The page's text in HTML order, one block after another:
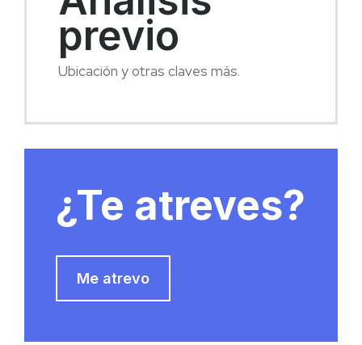
previo
Ubicación y otras claves más.
¿Te atreves?
Me atrevo